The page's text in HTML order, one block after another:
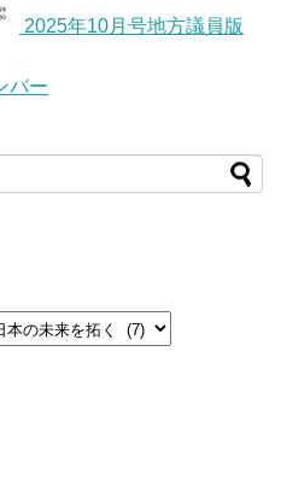
2025年10月号地方議員版
バー